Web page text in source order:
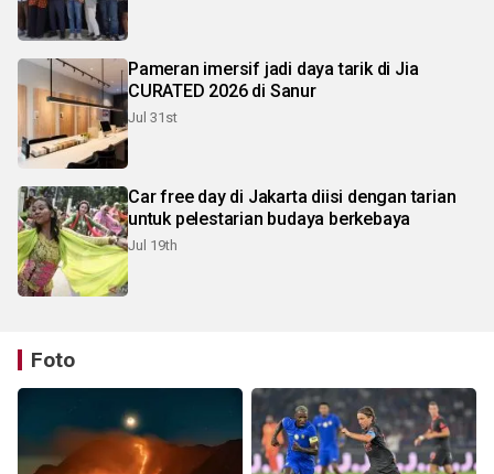
Pameran imersif jadi daya tarik di Jia
CURATED 2026 di Sanur
Jul 31st
Car free day di Jakarta diisi dengan tarian
untuk pelestarian budaya berkebaya
Jul 19th
Foto